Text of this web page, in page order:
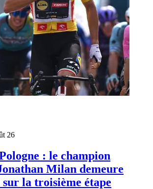
26
: le champion
Milan demeure
la troisième étape